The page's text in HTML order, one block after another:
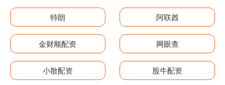
特朗 阿联酋
金财顺配资 网眼查
小散配资 股牛配资